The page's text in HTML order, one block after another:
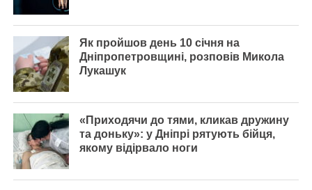
Як пройшов день 10 січня на
Дніпропетровщині, розповів Микола
Лукашук
«Приходячи до тями, кликав дружину
та доньку»: у Дніпрі рятують бійця,
якому відірвало ноги